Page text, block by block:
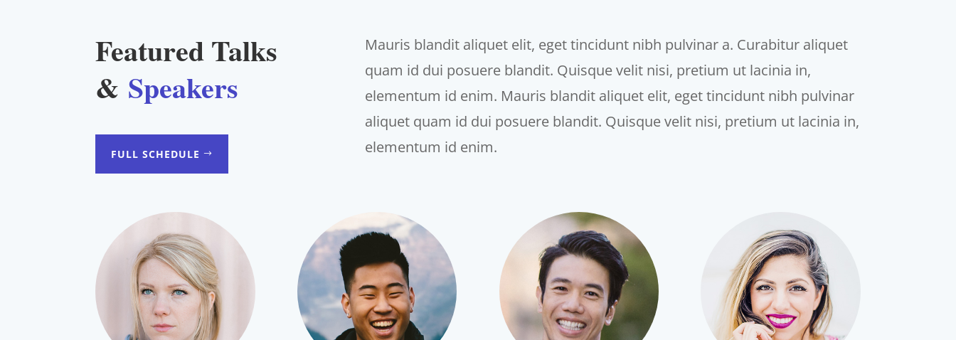
Featured Talks
& Speakers
FULL SCHEDULE
Mauris blandit aliquet elit, eget tincidunt nibh pulvinar a. Curabitur aliquet
quam id dui posuere blandit. Quisque velit nisi, pretium ut lacinia in,
elementum id enim. Mauris blandit aliquet elit, eget tincidunt nibh pulvinar
aliquet quam id dui posuere blandit. Quisque velit nisi, pretium ut lacinia in,
elementum id enim.